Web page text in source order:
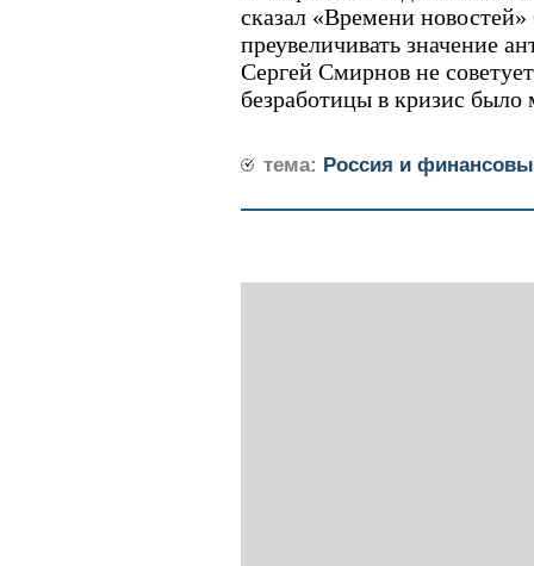
сказал «Времени
преувеличивать значение
Сергей Смирнов не
безработицы в кризис
тема: Россия и